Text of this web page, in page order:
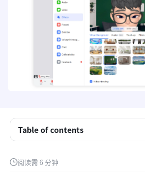
阅读需 6 分钟
Table of contents
在会议中使用模糊背景的优势